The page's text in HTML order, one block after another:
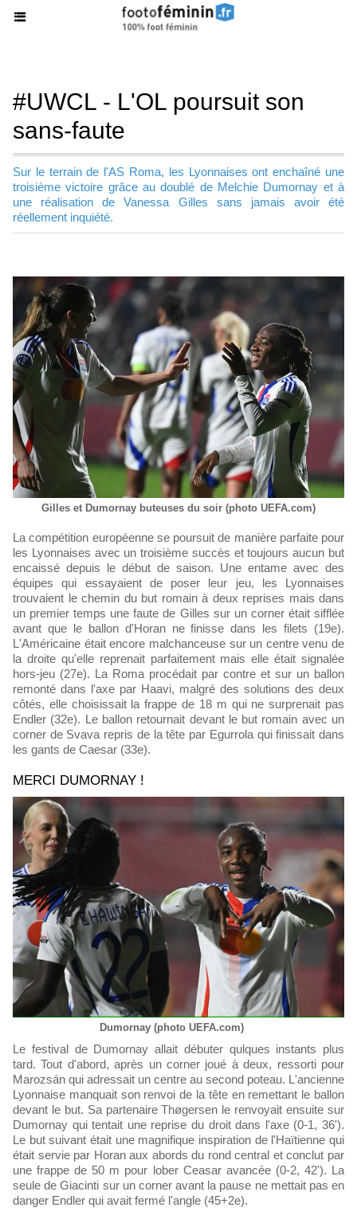
#UWCL - L'OL poursuit son
sans-faute
Sur le terrain de l'AS Roma, les Lyonnaises ont enchaîné une
troisième victoire grâce au doublé de Melchie Dumornay et à
une réalisation de Vanessa Gilles sans jamais avoir été
réellement inquiété.
Gilles et Dumornay buteuses du soir (photo UEFA.com)
La compétition européenne se poursuit de manière parfaite pour
les Lyonnaises avec un troisième succès et toujours aucun but
encaissé depuis le début de saison. Une entame avec des
équipes qui essayaient de poser leur jeu, les Lyonnaises
trouvaient le chemin du but romain à deux reprises mais dans
un premier temps une faute de Gilles sur un corner était sifflée
avant que le ballon d'Horan ne finisse dans les filets (19e).
L'Américaine était encore malchanceuse sur un centre venu de
la droite qu'elle reprenait parfaitement mais elle était signalée
hors-jeu (27e). La Roma procédait par contre et sur un ballon
remonté dans l'axe par Haavi, malgré des solutions des deux
côtés, elle choisissait la frappe de 18 m qui ne surprenait pas
Endler (32e). Le ballon retournait devant le but romain avec un
corner de Svava repris de la tête par Egurrola qui finissait dans
les gants de Caesar (33e).
MERCI DUMORNAY !
Dumornay (photo UEFA.com)
Le festival de Dumornay allait débuter qulques instants plus
tard. Tout d'abord, après un corner joué à deux, ressorti pour
Marozsán qui adressait un centre au second poteau. L'ancienne
Lyonnaise manquait son renvoi de la tête en remettant le ballon
devant le but. Sa partenaire Thøgersen le renvoyait ensuite sur
Dumornay qui tentait une reprise du droit dans l'axe (0-1, 36').
Le but suivant était une magnifique inspiration de l'Haïtienne qui
était servie par Horan aux abords du rond central et conclut par
une frappe de 50 m pour lober Ceasar avancée (0-2, 42'). La
seule de Giacinti sur un corner avant la pause ne mettait pas en
danger Endler qui avait fermé l'angle (45+2e).